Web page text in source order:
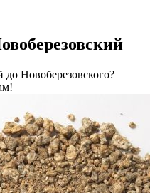
до Новоберезовского?